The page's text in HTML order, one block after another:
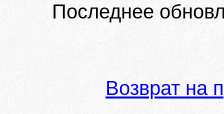
Последнее
Возврат на